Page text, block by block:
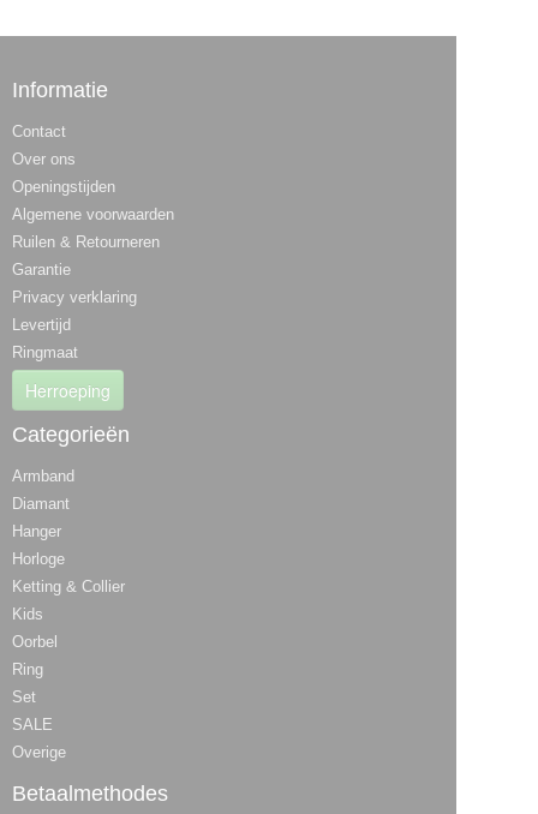
Informatie
Contact
Over ons
Openingstijden
Algemene voorwaarden
Ruilen & Retourneren
Garantie
Privacy verklaring
Levertijd
Ringmaat
Herroeping
Categorieën
Armband
Diamant
Hanger
Horloge
Ketting & Collier
Kids
Oorbel
Ring
Set
SALE
Overige
Betaalmethodes